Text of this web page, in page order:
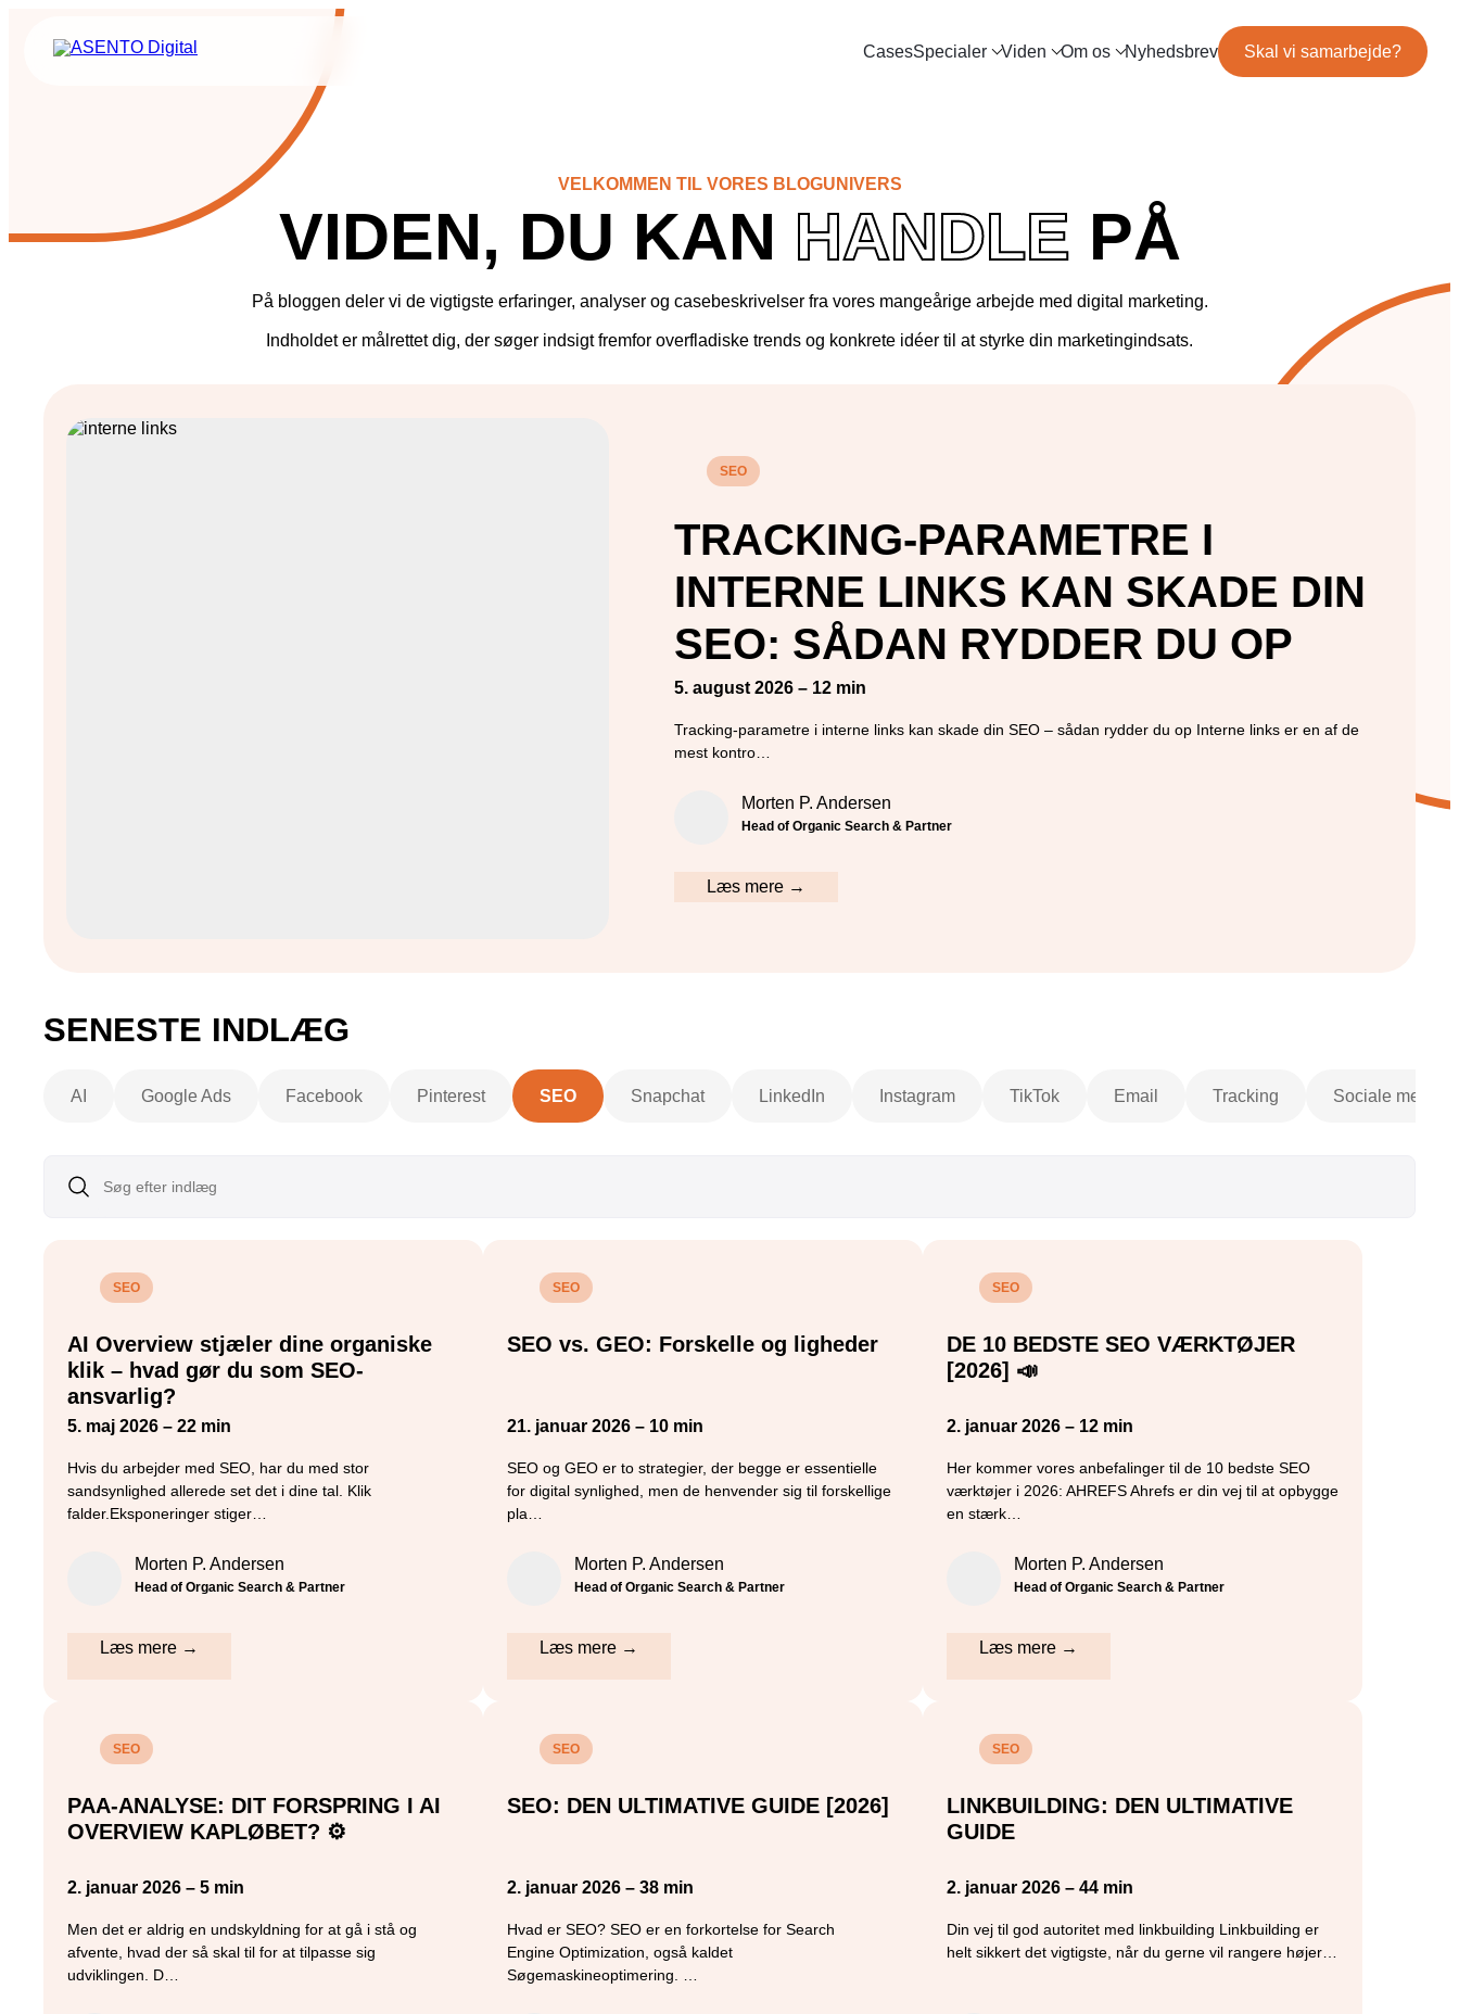
CasesSpecialer
Programmatic SEO LinkedIn annoncering
TikTok annoncering
YouTube annoncering
Bing Ads
E-mail automation
Viden
Whitepapers
Om os Nyhedsbrev Skal vi samarbejde?
VELKOMMEN TIL VORES BLOGUNIVERS
VIDEN, DU KAN HANDLE PÅ
På bloggen deler vi de vigtigste erfaringer, analyser og casebeskrivelser fra vores mangeårige arbejde med digital marketing.
Indholdet er målrettet dig, der søger indsigt fremfor overfladiske trends og konkrete idéer til at styrke din marketingindsats.
SEO
TRACKING-PARAMETRE I
INTERNE LINKS KAN SKADE DIN
SEO: SÅDAN RYDDER DU OP
5. august 2026 – 12 min
Tracking-parametre i interne links kan skade din SEO – sådan rydder du op Interne links er en af de
mest kontro…
Morten P. Andersen
Head of Organic Search & Partner
Læs mere →
SENESTE INDLÆG
AI Google Ads Facebook Pinterest SEO Snapchat LinkedIn Instagram TikTok Email Tracking Sociale medier
SEO
AI Overview stjæler dine organiske
klik – hvad gør du som SEO-
ansvarlig?
5. maj 2026 – 22 min
Hvis du arbejder med SEO, har du med stor
sandsynlighed allerede set det i dine tal. Klik
falder.Eksponeringer stiger…
Morten P. Andersen
Head of Organic Search & Partner
Læs mere →
SEO
SEO vs. GEO: Forskelle og ligheder
21. januar 2026 – 10 min
SEO og GEO er to strategier, der begge er essentielle
for digital synlighed, men de henvender sig til forskellige
pla…
Morten P. Andersen
Head of Organic Search & Partner
Læs mere →
SEO
DE 10 BEDSTE SEO VÆRKTØJER
[2026] 📣
2. januar 2026 – 12 min
Her kommer vores anbefalinger til de 10 bedste SEO
værktøjer i 2026: AHREFS Ahrefs er din vej til at opbygge
en stærk…
Morten P. Andersen
Head of Organic Search & Partner
Læs mere →
SEO
PAA-ANALYSE: DIT FORSPRING I AI
OVERVIEW KAPLØBET? ⚙️
2. januar 2026 – 5 min
Men det er aldrig en undskyldning for at gå i stå og
afvente, hvad der så skal til for at tilpasse sig
udviklingen. D…
SEO
SEO: DEN ULTIMATIVE GUIDE [2026]
2. januar 2026 – 38 min
Hvad er SEO? SEO er en forkortelse for Search
Engine Optimization, også kaldet
Søgemaskineoptimering. …
SEO
LINKBUILDING: DEN ULTIMATIVE
GUIDE
2. januar 2026 – 44 min
Din vej til god autoritet med linkbuilding Linkbuilding er
helt sikkert det vigtigste, når du gerne vil rangere højer…